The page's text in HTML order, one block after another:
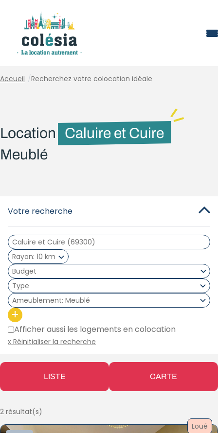
Accueil /Recherchez votre colocation idéale
Location
Caluire et Cuire
Meublé
Votre recherche
Rayon 10 km
Type
Ameublement Meublé
+
Afficher aussi les logements en colocation
x Réinitialiser la recherche
LISTE CARTE
2 résultat(s)
Loué